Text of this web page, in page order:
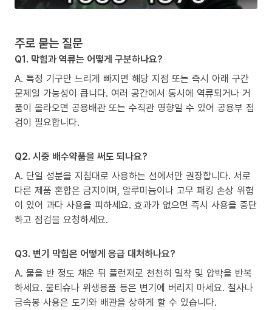
주로 묻는 질문
Q1. 막힘과 역류는 어떻게 구분하나요?
A. 특정 기구만 느리게 빠지면 해당 지점 또는 즉시 아래 구간
문제일 가능성이 큽니다. 여러 공간에서 동시에 역류되거나 거
품이 올라오면 공용배관 또는 수직관 영향일 수 있어 공용부 점
검이 필요합니다.
Q2. 시중 배수약품을 써도 되나요?
A. 단일 성분을 지침대로 사용하는 선에서만 권장합니다. 서로
다른 제품 혼합은 금지이며, 알루미늄이나 고무 패킹 손상 위험
이 있어 과다 사용을 피하세요. 효과가 없으면 즉시 사용을 중단
하고 점검을 요청하세요.
Q3. 변기 막힘은 어떻게 응급 대처하나요?
A. 물을 반 정도 채운 뒤 플런저로 천천히 밀착 및 압박을 반복
하세요. 물티슈나 위생용품 등은 변기에 버리지 마세요. 철사나
금속봉 사용은 도기와 배관을 상하게 할 수 있습니다.